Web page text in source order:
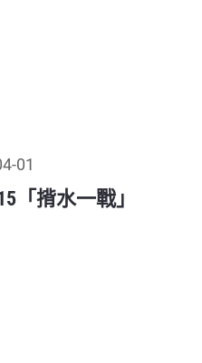
01
「揹水一戰」